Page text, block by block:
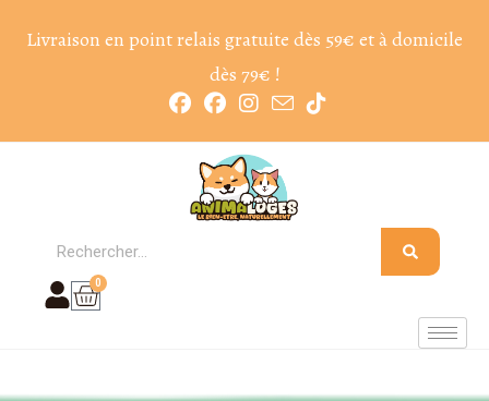
Livraison en point relais gratuite dès 59€ et à domicile
dès 79€ !
0